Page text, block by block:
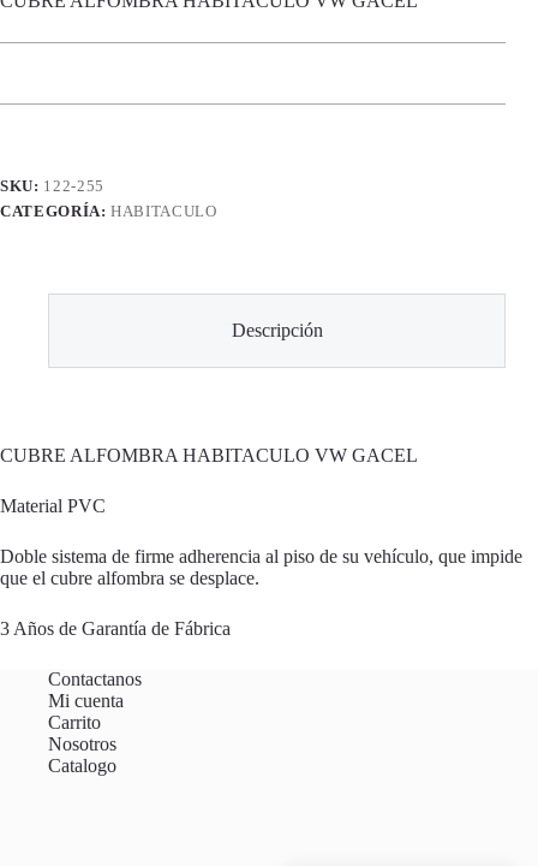
SKU: 122-255
CATEGORÍA:HABITACULO
Descripción
CUBRE ALFOMBRA HABITACULO VW GACEL
Material PVC
Doble sistema de firme adherencia al piso de su vehículo, que impide
que el cubre alfombra se desplace.
3 Años de Garantía de Fábrica
Contactanos
Mi cuenta
Carrito
Nosotros
Catalogo